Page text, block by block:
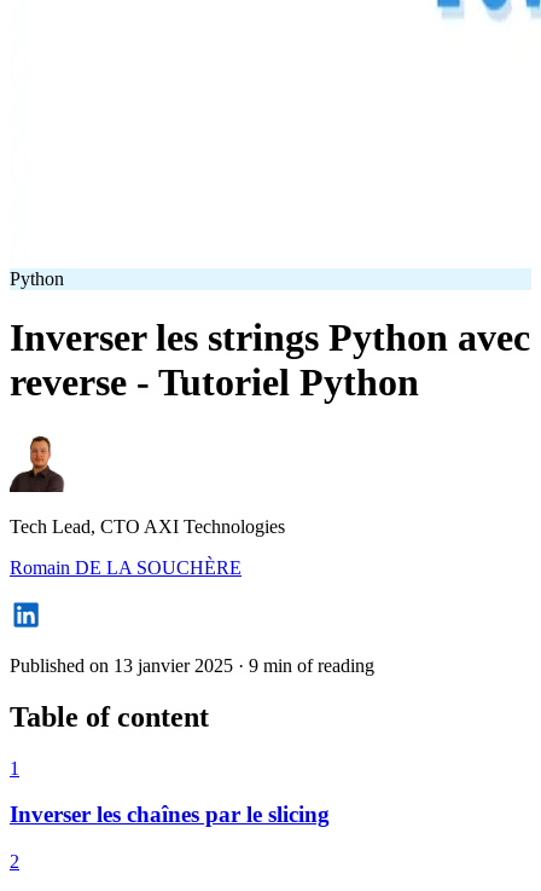
Python
Inverser les strings Python avec
reverse - Tutoriel Python
Tech Lead, CTO AXI Technologies
Romain DE LA SOUCHÈRE
Published on 13 janvier 2025 · 9 min of reading
Table of content
1
Inverser les chaînes par le slicing
2